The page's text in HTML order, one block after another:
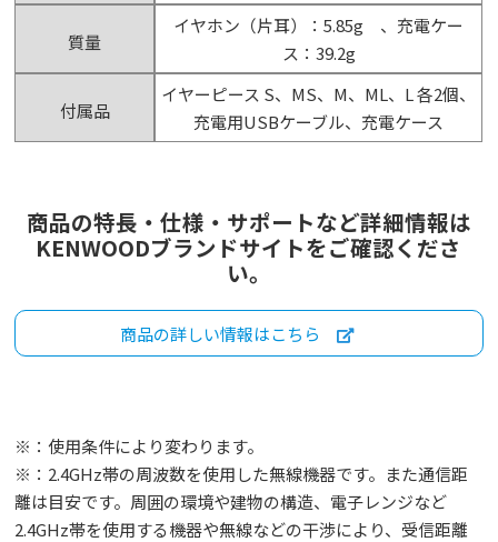
質量
イヤホン（片耳）：5.85g 、充電ケー
ス：39.2g
付属品
イヤーピース S、MS、M、ML、L 各2個、
充電用USBケーブル、充電ケース
商品の特長・仕様・サポートなど詳細情報は
KENWOODブランドサイトをご確認くださ
い。
商品の詳しい情報はこちら
※：使用条件により変わります。
※：2.4GHz帯の周波数を使用した無線機器です。また通信距
離は目安です。周囲の環境や建物の構造、電子レンジなど
2.4GHz帯を使用する機器や無線などの干渉により、受信距離